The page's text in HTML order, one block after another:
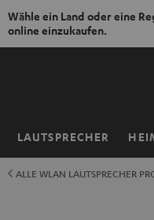
Wähle ein Land oder eine
online einzukaufen.
ZUM
LAUTSPRECHER
Startseite
ALLE WLAN LAUTSPRECHER